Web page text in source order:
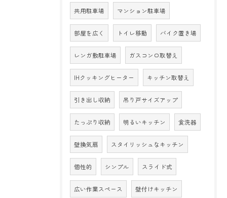
共用駐車場 マンション駐車場
部屋を広く トイレ移動 バイク置き場
レンガ敷駐車場 ガスコンロ取替え
IHクッキングヒーター キッチン取替え
引き出し収納 吊り戸サイズアップ
たっぷり収納 明るいキッチン 食洗器
壁換気扇 スタイリッシュなキッチン
個性的 シンプル スライド式
広い作業スペース 壁付けキッチン